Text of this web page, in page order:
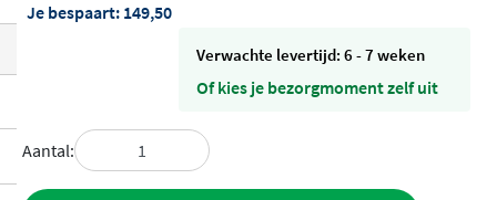
Je bespaart: 149,50
Verwachte levertijd: 6 - 7 weken
Of kies je bezorgmoment zelf uit
Aantal: